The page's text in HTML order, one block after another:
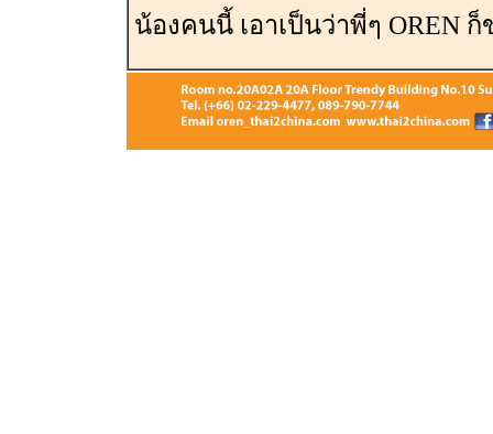
น้องคนนี้ เอาเป็นว่าพี่ๆ OREN